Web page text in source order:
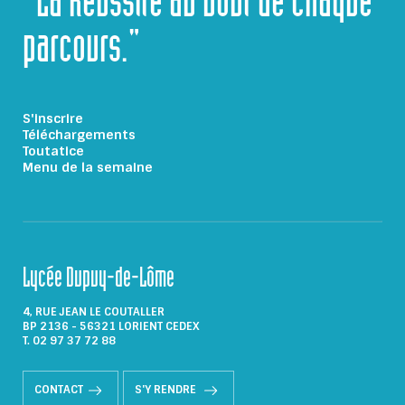
parcours."
S'inscrire
Téléchargements
Toutatice
Menu de la semaine
Lycée Dupuy-de-Lôme
4, RUE JEAN LE COUTALLER
BP 2136 - 56321 LORIENT CEDEX
T. 02 97 37 72 88
CONTACT S'Y RENDRE